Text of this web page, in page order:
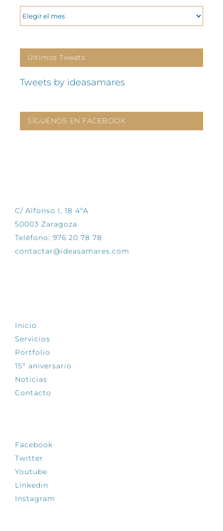
ARCHIVOS
Últimos Tweets
Tweets by ideasamares
SÍGUENOS EN FACEBOOK
C/ Alfonso I, 18 4ºA
50003 Zaragoza
Teléfono: 976 20 78 78
contactar@ideasamares.com
Inicio
Servicios
Portfolio
15º aniversario
Noticias
Contacto
Facebook
Twitter
Youtube
Linkedin
Instagram